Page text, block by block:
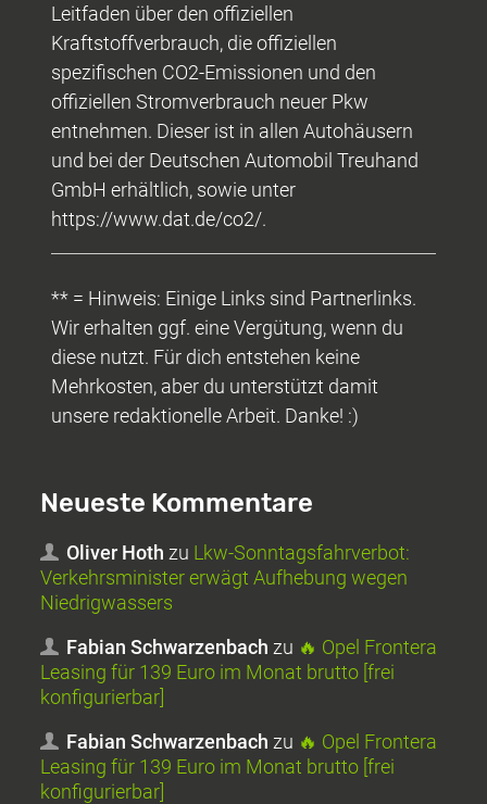
Leitfaden über den offiziellen
Kraftstoffverbrauch, die offiziellen
spezifischen CO2-Emissionen und den
offiziellen Stromverbrauch neuer Pkw
entnehmen. Dieser ist in allen Autohäusern
und bei der Deutschen Automobil Treuhand
GmbH erhältlich, sowie unter
https://www.dat.de/co2/.
** = Hinweis: Einige Links sind Partnerlinks.
Wir erhalten ggf. eine Vergütung, wenn du
diese nutzt. Für dich entstehen keine
Mehrkosten, aber du unterstützt damit
unsere redaktionelle Arbeit. Danke! :)
Neueste Kommentare
Oliver Hoth zu Lkw-Sonntagsfahrverbot:
Verkehrsminister erwägt Aufhebung wegen
Niedrigwassers
Fabian Schwarzenbach zu 🔥 Opel Frontera
Leasing für 139 Euro im Monat brutto [frei
konfigurierbar]
Fabian Schwarzenbach zu 🔥 Opel Frontera
Leasing für 139 Euro im Monat brutto [frei
konfigurierbar]